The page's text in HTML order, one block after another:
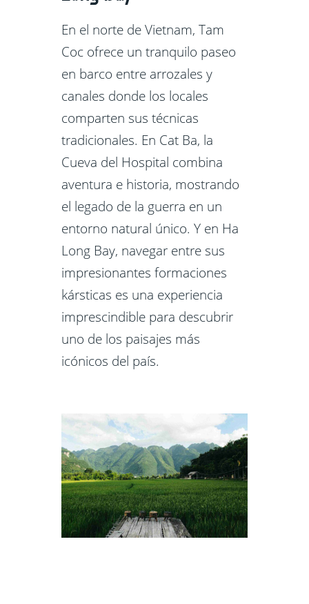
En el norte de Vietnam, Tam
Coc ofrece un tranquilo paseo
en barco entre arrozales y
canales donde los locales
comparten sus técnicas
tradicionales. En Cat Ba, la
Cueva del Hospital combina
aventura e historia, mostrando
el legado de la guerra en un
entorno natural único. Y en Ha
Long Bay, navegar entre sus
impresionantes formaciones
kársticas es una experiencia
imprescindible para descubrir
uno de los paisajes más
icónicos del país.